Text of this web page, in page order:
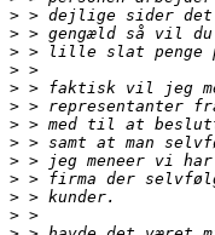
>
>
>
>
>
>
>
>
>
>
>
>